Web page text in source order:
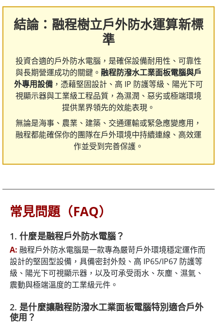
結論：融程樹立戶外防水運算新標
準
投資合適的戶外防水電腦，是確保設備耐用性、可靠性
與長期營運成功的關鍵。 融程防潑水工業面板電腦與戶
外專用設備 ，憑藉堅固設計、高 IP 防護等級、陽光下可
視顯示器與工業級工程品質，為濕潤、惡劣或極端環境
提供業界領先的效能表現。
無論是海事、農業、建築、交通運輸或緊急應變應用，
融程都能確保你的團隊在戶外環境中持續連線、高效運
作並受到完善保護。
常見問題（FAQ）
1. 什麼是融程戶外防水電腦？
A: 融程戶外防水電腦是一款專為嚴苛戶外環境穩定運作而
設計的堅固型設備，具備密封外殼、高 IP65/IP67 防護等
級、陽光下可視顯示器，以及可承受雨水、灰塵、濕氣、
震動與極端溫度的工業級元件。
2. 是什麼讓融程防潑水工業面板電腦特別適合戶外
使用？